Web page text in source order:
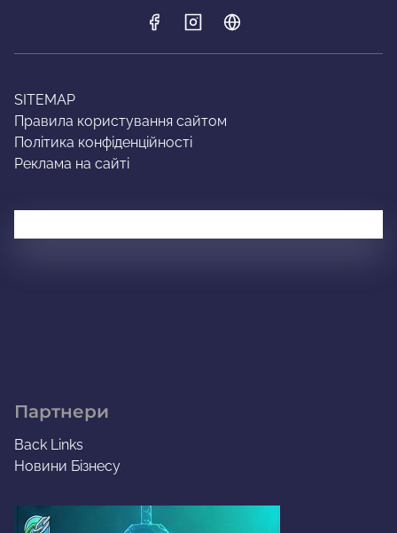
SITEMAP
Правила користування сайтом
Політика конфіденційності
Реклама на сайті
Партнери
Back Links
Новини Бізнесу